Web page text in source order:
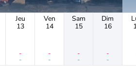
Jeu
13
-
-
Ven
14
-
-
Sam
15
-
-
Dim
16
-
-